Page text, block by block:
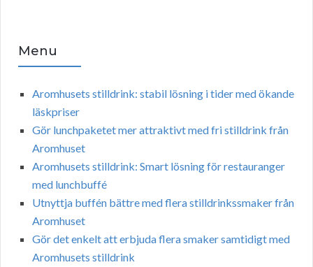
Menu
Aromhusets stilldrink: stabil lösning i tider med ökande
läskpriser
Gör lunchpaketet mer attraktivt med fri stilldrink från
Aromhuset
Aromhusets stilldrink: Smart lösning för restauranger
med lunchbuffé
Utnyttja buffén bättre med flera stilldrinkssmaker från
Aromhuset
Gör det enkelt att erbjuda flera smaker samtidigt med
Aromhusets stilldrink